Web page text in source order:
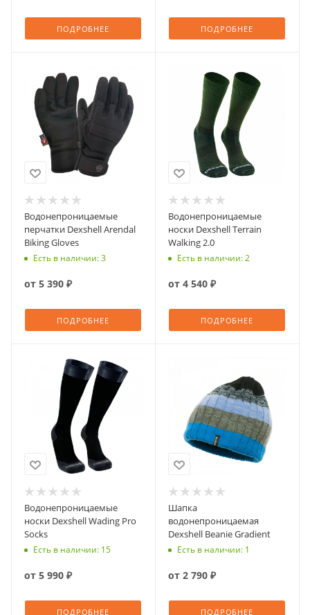
ПОДРОБНЕЕ ПОДРОБНЕЕ
Водонепроницаемые
перчатки Dexshell Arendal
Biking Gloves
Есть в наличии: 3
от 5 390 ₽
ПОДРОБНЕЕ
Водонепроницаемые
носки Dexshell Terrain
Walking 2.0
Есть в наличии: 2
от 4 540 ₽
ПОДРОБНЕЕ
Водонепроницаемые
носки Dexshell Wading Pro
Socks
Есть в наличии: 15
от 5 990 ₽
ПОДРОБНЕЕ
Шапка
водонепроницаемая
Dexshell Beanie Gradient
Есть в наличии: 1
от 2 790 ₽
ПОДРОБНЕЕ